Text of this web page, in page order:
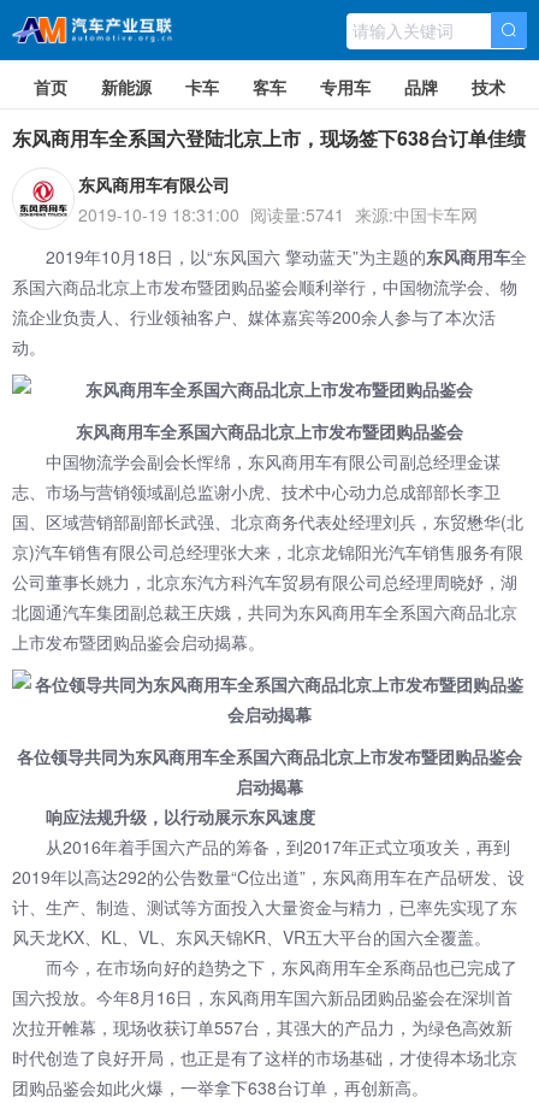
首页 新能源 卡车 客车 专用车 品牌 技术
东风商用车全系国六登陆北京上市，现场签下638台订单佳绩
东风商用车有限公司
2019-10-19 18:31:00 阅读量:5741
来源:中国卡车网
2019年10月18日，以“东风国六 擎动蓝天”为主题的东风商用车全
系国六商品北京上市发布暨团购品鉴会顺利举行，中国物流学会、物
流企业负责人、行业领袖客户、媒体嘉宾等200余人参与了本次活
动。
东风商用车全系国六商品北京上市发布暨团购品鉴会
中国物流学会副会长恽绵，东风商用车有限公司副总经理金谋
志、市场与营销领域副总监谢小虎、技术中心动力总成部部长李卫
国、区域营销部副部长武强、北京商务代表处经理刘兵，东贸懋华(北
京)汽车销售有限公司总经理张大来，北京龙锦阳光汽车销售服务有限
公司董事长姚力，北京东汽方科汽车贸易有限公司总经理周晓妤，湖
北圆通汽车集团副总裁王庆娥，共同为东风商用车全系国六商品北京
上市发布暨团购品鉴会启动揭幕。
各位领导共同为东风商用车全系国六商品北京上市发布暨团购品鉴会
启动揭幕
响应法规升级，以行动展示东风速度
从2016年着手国六产品的筹备，到2017年正式立项攻关，再到
2019年以高达292的公告数量“C位出道”，东风商用车在产品研发、设
计、生产、制造、测试等方面投入大量资金与精力，已率先实现了东
风天龙KX、KL、VL、东风天锦KR、VR五大平台的国六全覆盖。
而今，在市场向好的趋势之下，东风商用车全系商品也已完成了
国六投放。今年8月16日，东风商用车国六新品团购品鉴会在深圳首
次拉开帷幕，现场收获订单557台，其强大的产品力，为绿色高效新
时代创造了良好开局，也正是有了这样的市场基础，才使得本场北京
团购品鉴会如此火爆，一举拿下638台订单，再创新高。